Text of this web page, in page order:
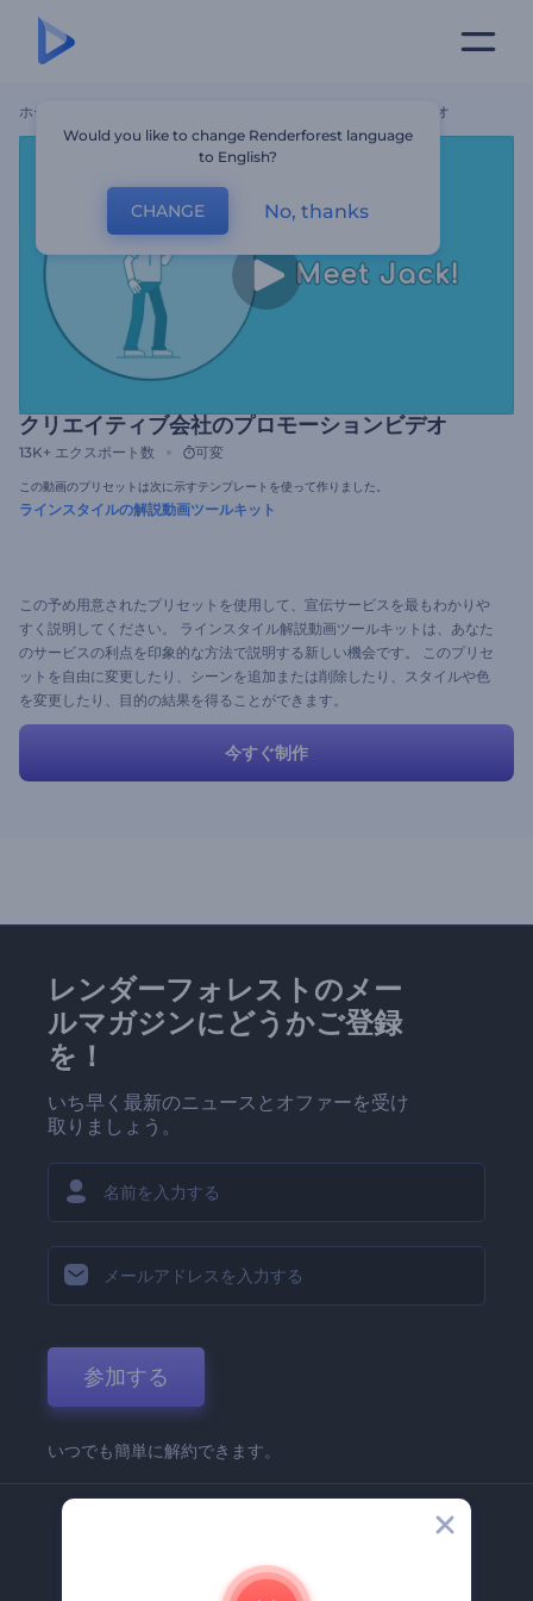
ホーム クリエイティブ会社のプロモーションビデオ
クリエイティブ会社のプロモーションビデオ
13K+ エクスポート数 可変
この動画のプリセットは次に示すテンプレートを使って作りました。
ラインスタイルの解説動画ツールキット
この予め用意されたプリセットを使用して、宣伝サービスを最もわかりや
すく説明してください。 ラインスタイル解説動画ツールキットは、あなた
のサービスの利点を印象的な方法で説明する新しい機会です。 このプリセ
ットを自由に変更したり、シーンを追加または削除したり、スタイルや色
を変更したり、目的の結果を得ることができます。
今すぐ制作
レンダーフォレストのメー
ルマガジンにどうかご登録
を！
いち早く最新のニュースとオファーを受け
取りましょう。
参加する
いつでも簡単に解約できます。
Renderforest 企業情報
Would you like to change Renderforest language
to English?
CHANGE No, thanks